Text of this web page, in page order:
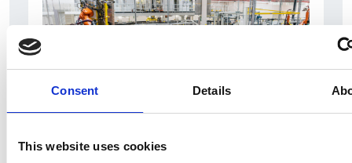
Consent Details
This website uses cookies